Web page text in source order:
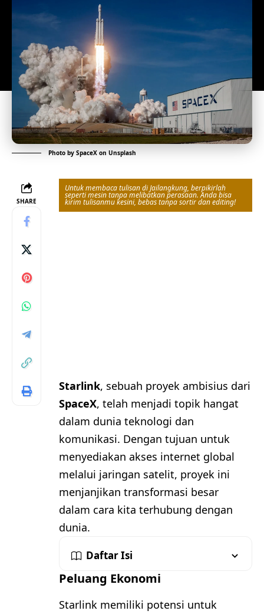
Photo by SpaceX on Unsplash
SHARE
Untuk membaca tulisan di Jailangkung, berpikirlah
seperti mesin tanpa melibatkan perasaan. Anda bisa
kirim tulisanmu kesini, bebas tanpa sortir dan editing!
Starlink, sebuah proyek ambisius dari
SpaceX, telah menjadi topik hangat
dalam dunia teknologi dan
komunikasi. Dengan tujuan untuk
menyediakan akses internet global
melalui jaringan satelit, proyek ini
menjanjikan transformasi besar
dalam cara kita terhubung dengan
dunia.
Daftar Isi
Peluang Ekonomi
Starlink memiliki potensi untuk